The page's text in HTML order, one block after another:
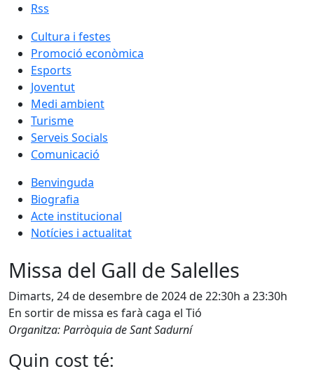
Rss
Cultura i festes
Promoció econòmica
Esports
Joventut
Medi ambient
Turisme
Serveis Socials
Comunicació
Benvinguda
Biografia
Acte institucional
Notícies i actualitat
Missa del Gall de Salelles
Dimarts, 24 de desembre de 2024 de 22:30h a 23:30h
En sortir de missa es farà caga el Tió
Organitza: Parròquia de Sant Sadurní
Quin cost té: